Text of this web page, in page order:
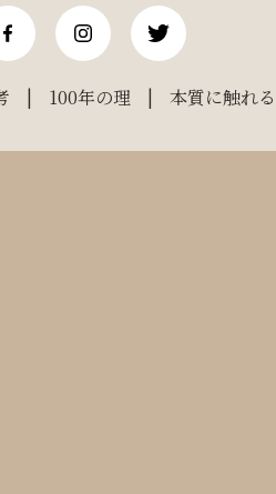
100年の理 本質に触れる